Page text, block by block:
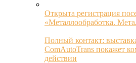
Открыта регистрация
«Металлообработка.
Полный контакт:
ComAutoTrans покажет
действии